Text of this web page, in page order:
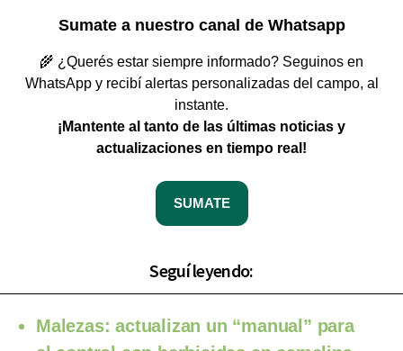
Sumate a nuestro canal de Whatsapp
🌾 ¿Querés estar siempre informado? Seguinos en
WhatsApp y recibí alertas personalizadas del campo, al
instante.
¡Mantente al tanto de las últimas noticias y
actualizaciones en tiempo real!
SUMATE
Seguí leyendo:
Malezas: actualizan un “manual” para